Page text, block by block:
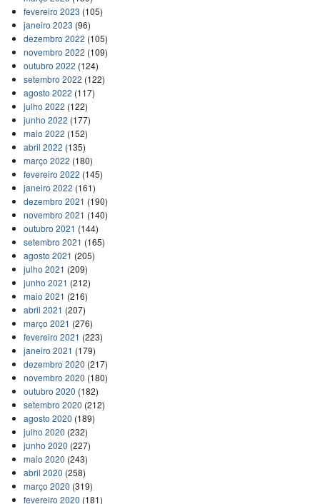
fevereiro 2023 (105)
janeiro 2023 (96)
dezembro 2022 (105)
novembro 2022 (109)
outubro 2022 (124)
setembro 2022 (122)
agosto 2022 (117)
julho 2022 (122)
junho 2022 (177)
maio 2022 (152)
abril 2022 (135)
março 2022 (180)
fevereiro 2022 (145)
janeiro 2022 (161)
dezembro 2021 (190)
novembro 2021 (140)
outubro 2021 (144)
setembro 2021 (165)
agosto 2021 (205)
julho 2021 (209)
junho 2021 (212)
maio 2021 (216)
abril 2021 (207)
março 2021 (276)
fevereiro 2021 (223)
janeiro 2021 (179)
dezembro 2020 (217)
novembro 2020 (180)
outubro 2020 (182)
setembro 2020 (212)
agosto 2020 (189)
julho 2020 (232)
junho 2020 (227)
maio 2020 (243)
abril 2020 (258)
março 2020 (319)
fevereiro 2020 (181)